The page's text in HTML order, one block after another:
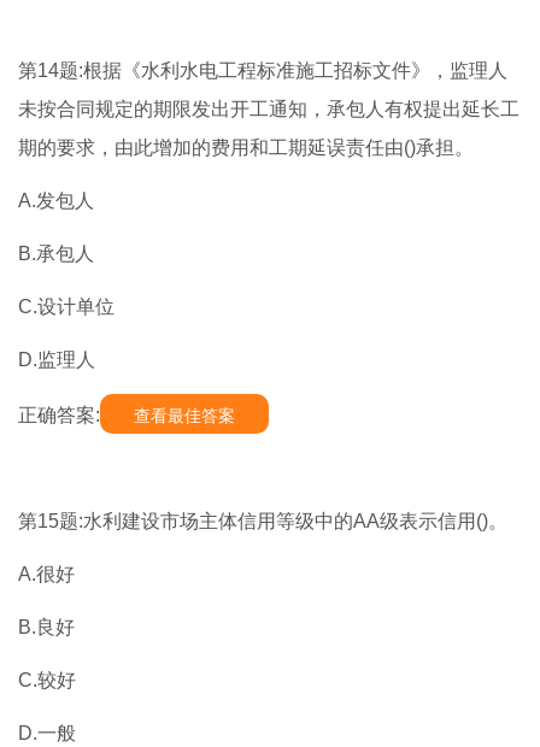
第14题:根据《水利水电工程标准施工招标文件》，监理人
未按合同规定的期限发出开工通知，承包人有权提出延长工
期的要求，由此增加的费用和工期延误责任由()承担。
A.发包人
B.承包人
C.设计单位
D.监理人
正确答案: 查看最佳答案
第15题:水利建设市场主体信用等级中的AA级表示信用()。
A.很好
B.良好
C.较好
D.一般